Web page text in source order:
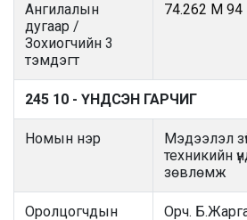
Ангилалын
дугаар /
Зохиогчийн 3
тэмдэгт
74.262 М 94
245 10 - ҮНДСЭН ГАРЧИГ
Номын нэр
Мэдээлэл
техникийн
зөвлөмж
Оролцогчдын Орч.